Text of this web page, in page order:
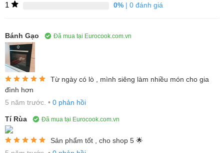
Đặc điểm nổi bật của Lò
Công nghệ 4D Hotair cho kết quả nấu
hoàn hảo
Lò nướng mặt kính đen
bị chức năng nướng 4D Hotair. Chức năng nướng với khí nóng
nướng và luôn đạt kết quả mong muốn. Có được kết quả này là
nhờ sự thay đổi hướng quay của quạt đối lưu, phân phối đều tới
1 0%| 0 đánh giá
Bánh Gạo Đã mua tại Eurocook.com.vn
Từ ngày có lò , mình siêng làm nhiều món cho gia
đình hơn
5 năm trước. • 0 phản hồi
Tí Rùa Đã mua tại Eurocook.com.vn
Sản phẩm tốt , cho shop 5 🌟